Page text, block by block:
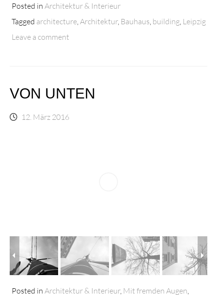
Posted in Architektur & Interieur
Tagged architecture Architektur, Bauhaus building Leipzig
Leave a comment
VON UNTEN
12. März 2016
Posted in Architektur & Interieur, Mit fremden Augen